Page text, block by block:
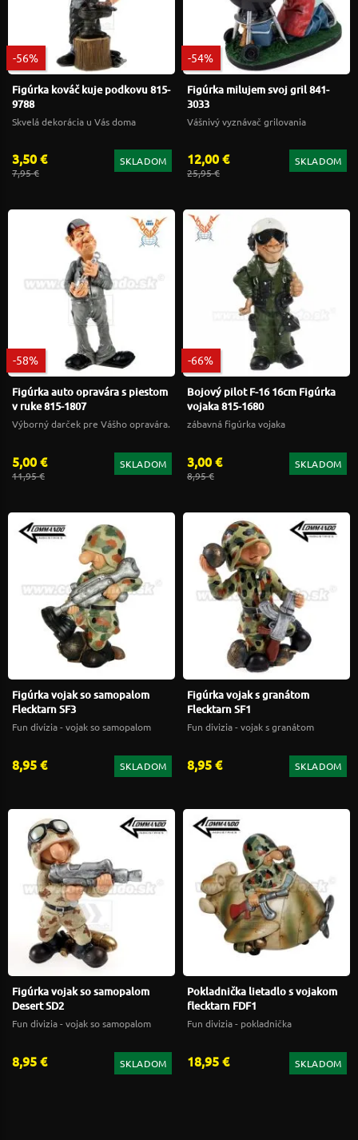
-56%
Figúrka kováč kuje podkovu 815-
9788
Skvelá dekorácia u Vás doma
3,50 €
7,95 €
SKLADOM
-54%
Figúrka milujem svoj gril 841-
3033
Vášnivý vyznávač grilovania
12,00 €
25,95 €
SKLADOM
-58%
Figúrka auto opravára s piestom
v ruke 815-1807
Výborný darček pre Vášho opravára.
5,00 €
11,95 €
SKLADOM
-66%
Bojový pilot F-16 16cm Figúrka
vojaka 815-1680
zábavná figúrka vojaka
3,00 €
8,95 €
SKLADOM
Figúrka vojak so samopalom
Flecktarn SF3
Fun divízia - vojak so samopalom
8,95 € SKLADOM
Figúrka vojak s granátom
Flecktarn SF1
Fun divizia - vojak s granátom
8,95 € SKLADOM
Figúrka vojak so samopalom
Desert SD2
Fun divizia - vojak so samopalom
8,95 € SKLADOM
Pokladnička lietadlo s vojakom
flecktarn FDF1
Fun divizia - pokladnička
18,95 € SKLADOM